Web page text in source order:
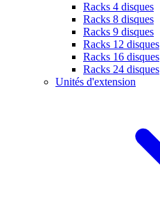
Racks 4 disques
Racks 8 disques
Racks 9 disques
Racks 12 disques
Racks 16 disques
Racks 24 disques
Unités d'extension